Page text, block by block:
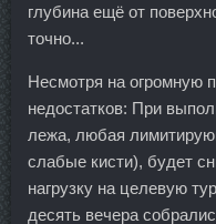
глубина ещё от
точно...
Несмотря на огромную
недостатков: При
лежа, любая
слабые кисти), будет
нагрузку на целевую
десять вечера